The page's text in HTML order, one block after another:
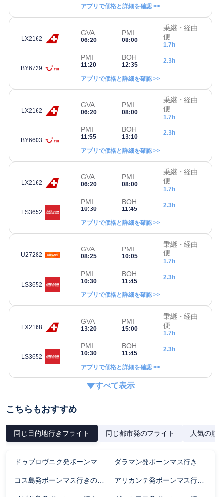
アプリで価格と詳細を確認 >>
LX2162
GVA
06:20
PMI
08:00
乗継・経由
便
1.7h
BY6729
PMI
11:20
BOH
12:35
2.3h
アプリで価格と詳細を確認 >>
LX2162
GVA
06:20
PMI
08:00
乗継・経由
便
1.7h
BY6603
PMI
11:55
BOH
13:10
2.3h
アプリで価格と詳細を確認 >>
LX2162
GVA
06:20
PMI
08:00
乗継・経由
便
1.7h
LS3652
PMI
10:30
BOH
11:45
2.3h
アプリで価格と詳細を確認 >>
U27282
GVA
08:25
PMI
10:05
乗継・経由
便
1.7h
LS3652
PMI
10:30
BOH
11:45
2.3h
アプリで価格と詳細を確認 >>
LX2168
GVA
13:20
PMI
15:00
乗継・経由
便
1.7h
LS3652
PMI
10:30
BOH
11:45
2.3h
アプリで価格と詳細を確認 >>
すべて表示
こちらもおすすめ
同じ目的地行きフライト 同じ都市発のフライト 人気の航